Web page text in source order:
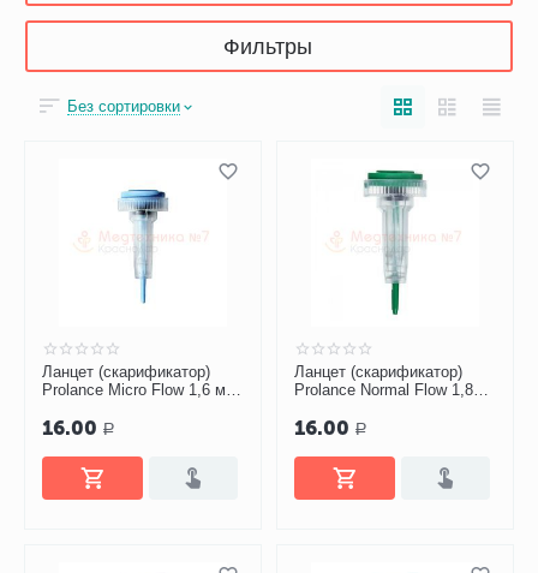
Фильтры
Без сортировки
Ланцет (скарификатор)
Prolance Micro Flow 1,6 мм
крови №1
16.00 Р
Ланцет (скарификатор)
Prolance Normal Flow 1,8
капиллярной крови №1
16.00 Р